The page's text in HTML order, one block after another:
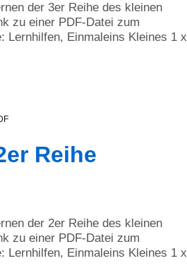
der 3er Reihe des kleinen
zu einer PDF-Datei zum
Lernhilfen, Einmaleins Kleines 1 x
Reihe
der 2er Reihe des kleinen
zu einer PDF-Datei zum
Lernhilfen, Einmaleins Kleines 1 x